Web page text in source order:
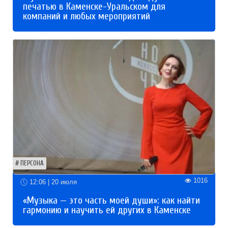
печатью в Каменске-Уральском для
компаний и любых мероприятий
ПЕРСОНА
12:06 | 20 июля 1016
«Музыка — это часть моей души»: как найти
гармонию и научить ей других в Каменске